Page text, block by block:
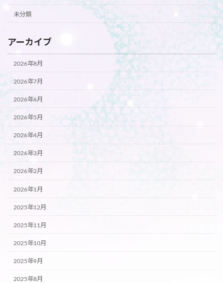
未分類
アーカイブ
2026年8月
2026年7月
2026年6月
2026年5月
2026年4月
2026年3月
2026年2月
2026年1月
2025年12月
2025年11月
2025年10月
2025年9月
2025年8月